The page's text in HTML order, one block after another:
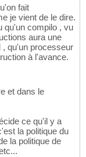
fait
je vient de le dire.
qu'un compilo , vu
aura une
, qu'un processeur
à l'avance.
et dans le
ce qu'il y a
la politique du
la politique de